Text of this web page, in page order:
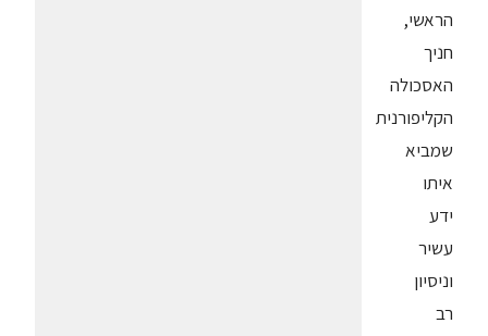
הראשי,
חניך
האסכולה
הקליפורנית
שמביא
איתו
ידע
עשיר
וניסיון
רב